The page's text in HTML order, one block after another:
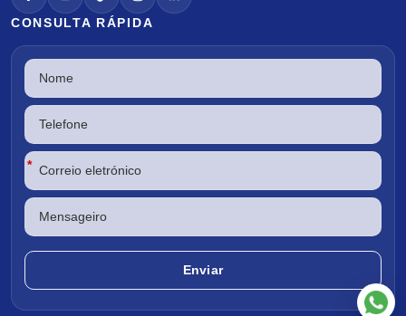
CONSULTA RÁPIDA
*